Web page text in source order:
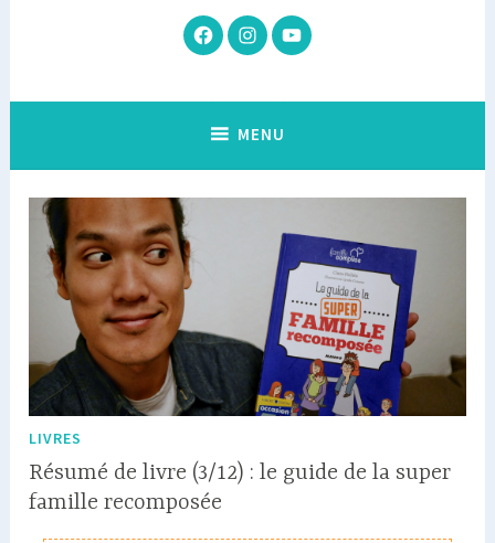
Facebook
Instagram
Youtube
MENU
LIVRES
Résumé de livre (3/12) : le guide de la super
famille recomposée